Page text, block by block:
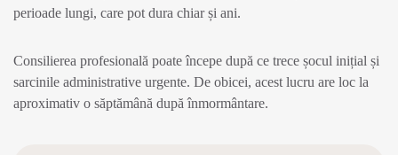
perioade lungi, care pot dura chiar și ani.
Consilierea profesională poate începe după ce trece șocul inițial și
sarcinile administrative urgente. De obicei, acest lucru are loc la
aproximativ o săptămână după înmormântare.